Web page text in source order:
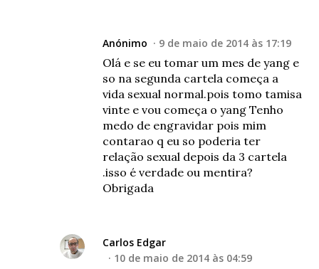
Anónimo 9 de maio de 2014 às 17:19
Olá e se eu tomar um mes de yang e
so na segunda cartela começa a
vida sexual normal.pois tomo tamisa
vinte e vou começa o yang Tenho
medo de engravidar pois mim
contarao q eu so poderia ter
relação sexual depois da 3 cartela
.isso é verdade ou mentira?
Obrigada
Carlos Edgar
10 de maio de 2014 às 04:59